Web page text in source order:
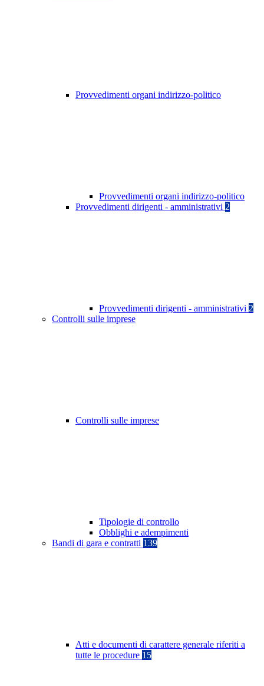
Provvedimenti organi indirizzo-politico
Provvedimenti organi indirizzo-politico
Provvedimenti dirigenti - amministrativi 2
Provvedimenti dirigenti - amministrativi 2
Controlli sulle imprese
Controlli sulle imprese
Tipologie di controllo
Obblighi e adempimenti
Bandi di gara e contratti 139
Atti e documenti di carattere generale riferiti a
tutte le procedure 15